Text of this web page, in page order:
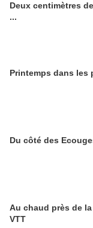
Deux centimètres
...
Printemps dans les
Du côté des
Au chaud près de
VTT